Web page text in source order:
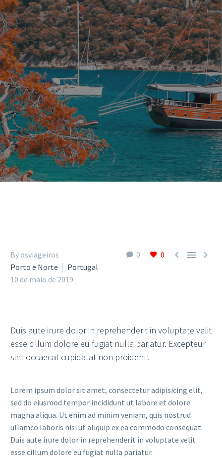
0 0   
By osviageiros
Porto e Norte
Portugal
10 de maio de 2019
Duis aute irure dolor in reprehenderit in voluptate velit
esse cillum dolore eu fugiat nulla pariatur. Excepteur
sint occaecat cupidatat non proident!
Lorem ipsum dolor sit amet, consectetur adipisicing elit,
sed do eiusmod tempor incididunt ut labore et dolore
magna aliqua. Ut enim ad minim veniam, quis nostrud
ullamco laboris nisi ut aliquip ex ea commodo consequat.
Duis aute irure dolor in reprehenderit in voluptate velit
esse cillum dolore eu fugiat nulla pariatur.